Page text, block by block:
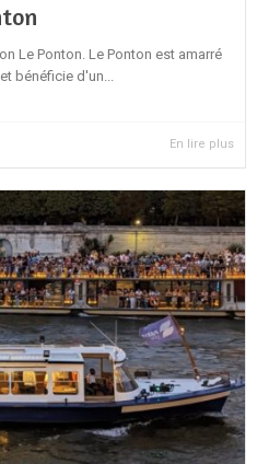
Le Ponton. Le Ponton est amarré
bénéficie d'un...
En lire plus